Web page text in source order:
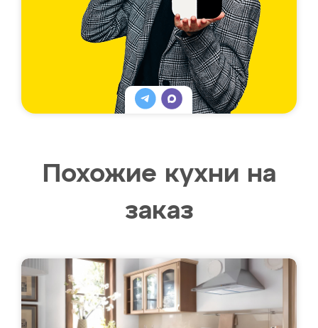
Похожие кухни на
заказ